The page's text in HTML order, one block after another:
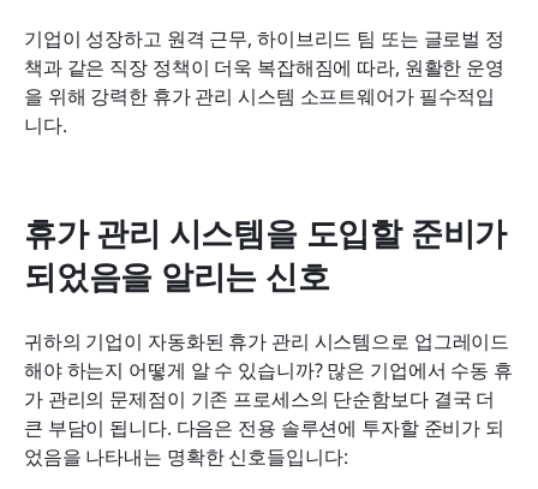
기업이 성장하고 원격 근무, 하이브리드 팀 또는 글로벌 정
책과 같은 직장 정책이 더욱 복잡해짐에 따라, 원활한 운영
을 위해 강력한 휴가 관리 시스템 소프트웨어가 필수적입
니다.
휴가 관리 시스템을 도입할 준비가
되었음을 알리는 신호
귀하의 기업이 자동화된 휴가 관리 시스템으로 업그레이드
해야 하는지 어떻게 알 수 있습니까? 많은 기업에서 수동 휴
가 관리의 문제점이 기존 프로세스의 단순함보다 결국 더
큰 부담이 됩니다. 다음은 전용 솔루션에 투자할 준비가 되
었음을 나타내는 명확한 신호들입니다: